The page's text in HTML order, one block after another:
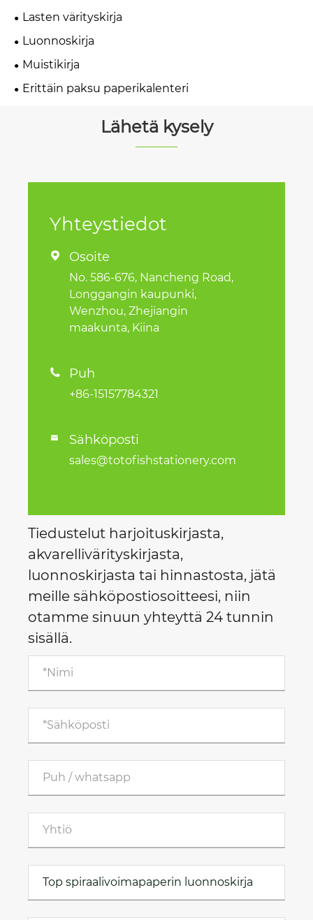
Lasten värityskirja
Luonnoskirja
Muistikirja
Erittäin paksu paperikalenteri
Lähetä kysely
Yhteystiedot
 Osoite
No. 586-676, Nancheng Road,
Longgangin kaupunki,
Wenzhou, Zhejiangin
maakunta, Kiina
 Puh
+86-15157784321
 Sähköposti
sales@totofishstationery.com
Tiedustelut harjoituskirjasta,
akvarellivärityskirjasta,
luonnoskirjasta tai hinnastosta, jätä
meille sähköpostiosoitteesi, niin
otamme sinuun yhteyttä 24 tunnin
sisällä.